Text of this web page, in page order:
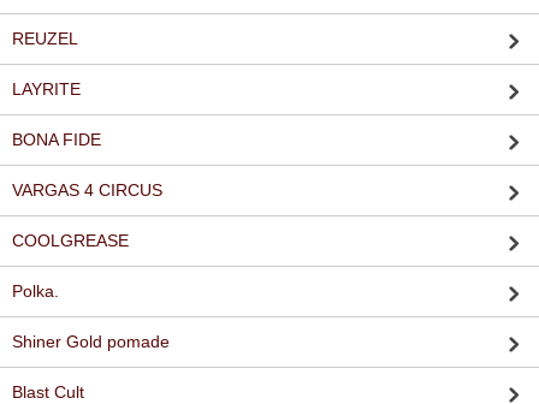
REUZEL
LAYRITE
BONA FIDE
VARGAS 4 CIRCUS
COOLGREASE
Polka.
Shiner Gold pomade
Blast Cult